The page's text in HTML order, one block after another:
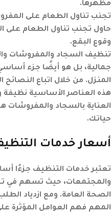
مظهرها.
تجنب تناول الطعام على
حاول تجنب تناول الطعام على
وقوع البقع.
تنظيف السجاد والمفروشات
جمالية، بل هو أيضًا جزء
المنزل. من خلال اتباع
هذه العناصر الأساسية نظيفة
العناية بالسجاد والمفروشات
حياتك.
أسعار خدمات
تعتبر خدمات التنظيف جزءًا
والمجتمعات، حيث تسهم في
الصحة العامة. ومع ازدياد
المهم فهم العوامل المؤثرة